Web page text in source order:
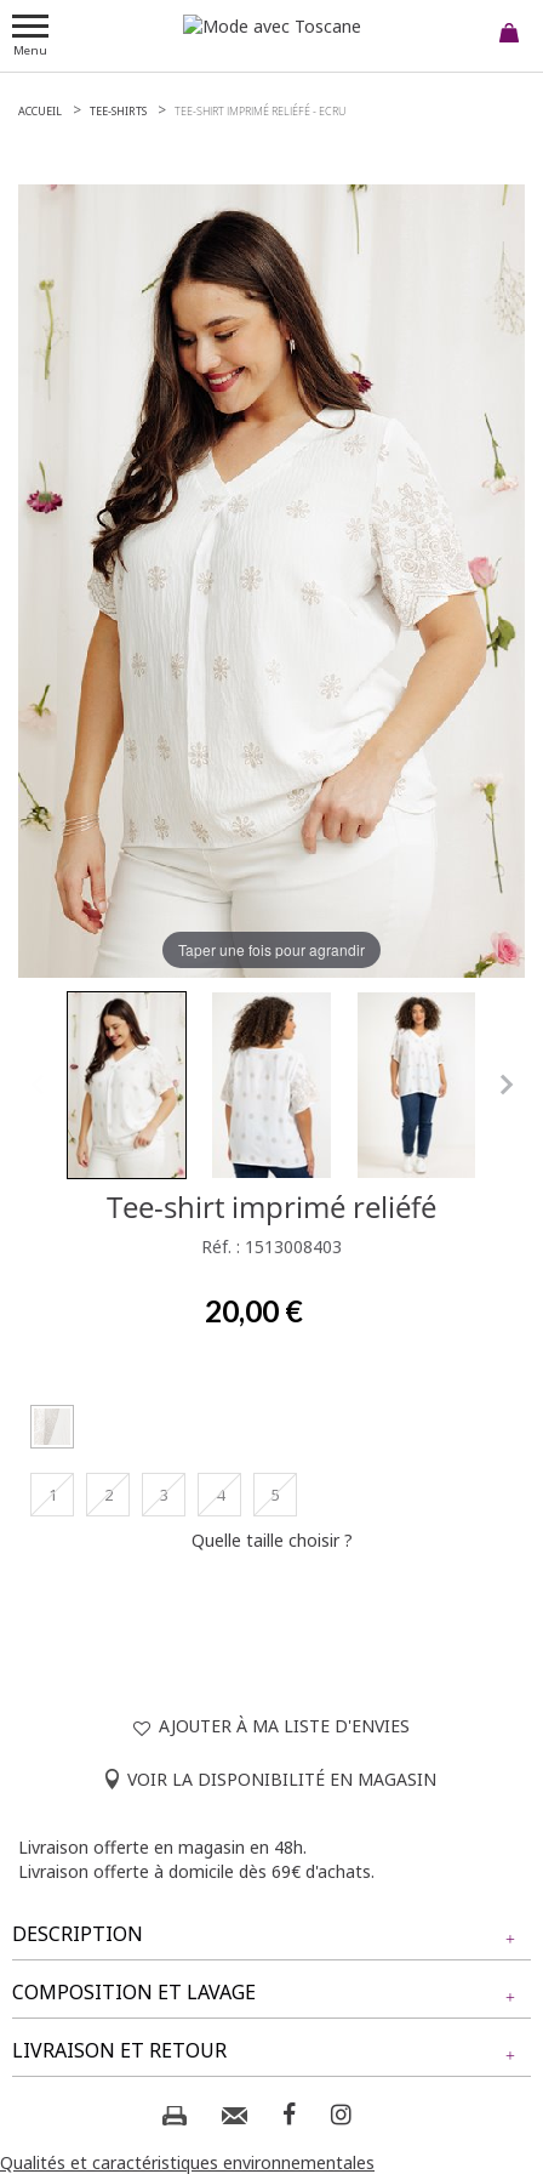
Menu
ACCUEIL TEE-SHIRTS TEE-SHIRT IMPRIMÉ RELIÉFÉ - ECRU
Taper une fois pour agrandir
Tee-shirt imprimé reliéfé
Réf. : 1513008403
20,00 €
1 2 3 4 5
Quelle taille choisir ?
AJOUTER À MA LISTE D'ENVIES
VOIR LA DISPONIBILITÉ EN MAGASIN
Livraison offerte en magasin en 48h.
Livraison offerte à domicile dès 69€ d'achats.
DESCRIPTION
T-shirt à manches courtes avec col en V. Coupe droite.
Broderies florales sur l'ensemble, avec des motifs en relief
sur les manches. Plis sur le devant. Longueur standard.
Finition des bords arrondie. Longueur : 70cm.
Notre mannequin Delia mesure 1m71 et porte un t-shirt
COMPOSITION ET LAVAGE
Tissu principal : 100% POLYESTER
Composition et lavage :
LIVRAISON ET RETOUR
NOS MODES DE LIVRAISON
Livraison Magasin :
Qualités et caractéristiques environnementales